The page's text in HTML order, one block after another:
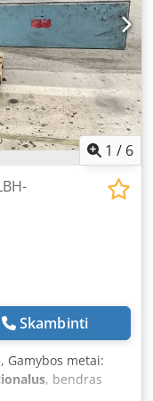
Ji
iš
išmontuota ir
karto prieinama.
1 / 6
Skambinti
, Gamybos metai:
, bendras